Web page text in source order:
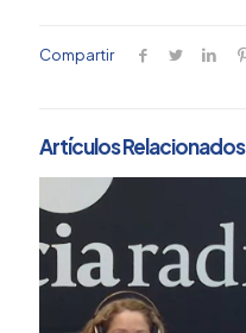
Compartir
Artículos Relacionados